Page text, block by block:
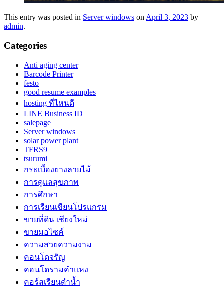
This entry was posted in Server windows on April 3, 2023 by
admin.
Categories
Anti aging center
Barcode Printer
festo
good resume examples
hosting ที่ไหนดี
LINE Business ID
salepage
Server windows
solar power plant
TFRS9
tsurumi
กระเบื้องยางลายไม้
การดูแลสุขภาพ
การศึกษา
การเรียนเขียนโปรแกรม
ขายที่ดิน เชียงใหม่
ขายมอไซค์
ความสวยความงาม
คอนโดจรัญ
คอนโดรามคำแหง
คอร์สเรียนดำน้ำ